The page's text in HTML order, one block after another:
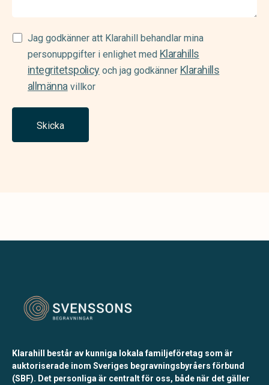
Samtycke
(Required)
Jag godkänner att Klarahill behandlar mina
personuppgifter i enlighet med Klarahills
integritetspolicyoch jag godkänner Klarahills
allmännavillkor
Skicka
Klarahill består av kunniga lokala familjeföretag som är
auktoriserade inom Sveriges begravningsbyråers förbund
(SBF). Det personliga är centralt för oss, både när det gäller